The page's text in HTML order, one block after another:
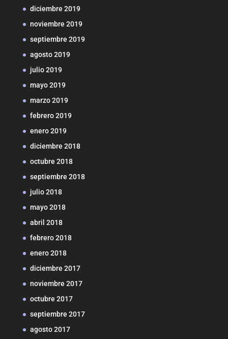
diciembre 2019
noviembre 2019
septiembre 2019
agosto 2019
julio 2019
mayo 2019
marzo 2019
febrero 2019
enero 2019
diciembre 2018
octubre 2018
septiembre 2018
julio 2018
mayo 2018
abril 2018
febrero 2018
enero 2018
diciembre 2017
noviembre 2017
octubre 2017
septiembre 2017
agosto 2017